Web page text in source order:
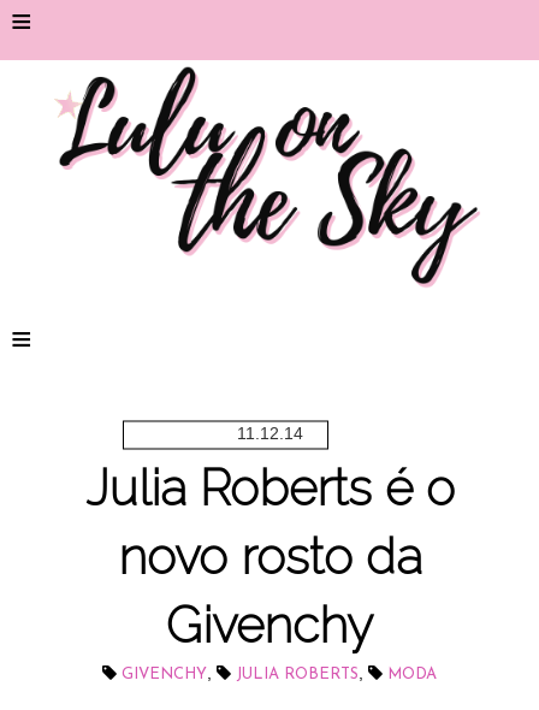
≡
≡
11.12.14
Julia Roberts é o
novo rosto da
Givenchy
GIVENCHY, JULIA ROBERTS, MODA